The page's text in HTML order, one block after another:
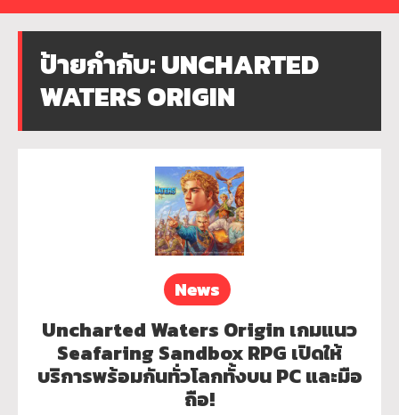
ป้ายกำกับ:UNCHARTED
WATERS ORIGIN
News
Uncharted Waters Origin เกมแนว
Seafaring Sandbox RPG เปิดให้
บริการพร้อมกันทั่วโลกทั้งบน PC และมือ
ถือ!